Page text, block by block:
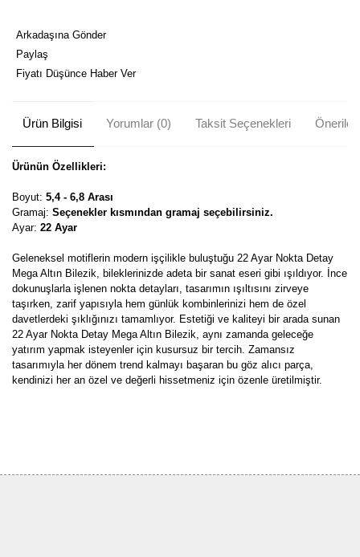
Arkadaşına Gönder
Paylaş
Fiyatı Düşünce Haber Ver
Ürün Bilgisi Yorumlar (0) Taksit Seçenekleri
Ürünün Özellikleri:
Boyut: 5,4 - 6,8 Arası
Gramaj: Seçenekler kısmından gramaj seçebilirsiniz.
Ayar: 22 Ayar
Geleneksel motiflerin modern işçilikle buluştuğu 22 Ayar Nokta Detay
Mega Altın Bilezik, bileklerinizde adeta bir sanat eseri gibi ışıldıyor. İnce
dokunuşlarla işlenen nokta detayları, tasarımın ışıltısını zirveye
taşırken, zarif yapısıyla hem günlük kombinlerinizi hem de özel
davetlerdeki şıklığınızı tamamlıyor. Estetiği ve kaliteyi bir arada sunan
22 Ayar Nokta Detay Mega Altın Bilezik, aynı zamanda geleceğe
yatırım yapmak isteyenler için kusursuz bir tercih. Zamansız
tasarımıyla her dönem trend kalmayı başaran bu göz alıcı parça,
kendinizi her an özel ve değerli hissetmeniz için özenle üretilmiştir.